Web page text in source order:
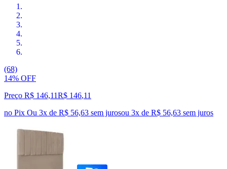
(68)
14% OFF
Preço R$ 146,11R$ 146,11
no Pix Ou 3x de R$ 56,63 sem jurosou 3x de R$ 56,63 sem juros